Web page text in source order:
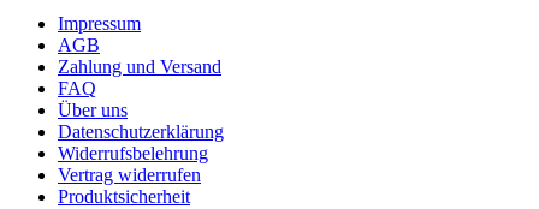
Impressum
AGB
Zahlung und Versand
FAQ
Über uns
Datenschutzerklärung
Widerrufsbelehrung
Vertrag widerrufen
Produktsicherheit